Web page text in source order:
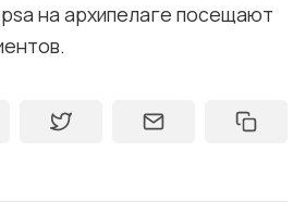
на архипелаге посещают